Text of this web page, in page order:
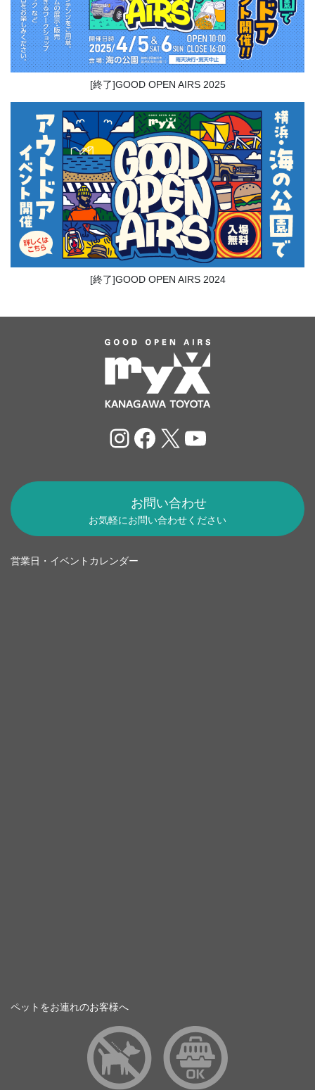
[終了]GOOD OPEN AIRS 2025
[終了]GOOD OPEN AIRS 2024
Instagram
Facebook
X YouTube
お問い合わせ
お気軽にお問い合わせください
営業日・イベントカレンダー
ペットをお連れのお客様へ